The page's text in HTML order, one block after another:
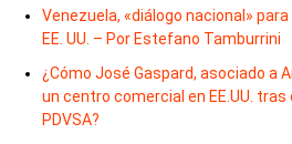
Venezuela, «diálogo nacional»
EE. UU. – Por Estefano Tamburrini
¿Cómo José Gaspard, asociado a
un centro comercial en EE.UU.
PDVSA?